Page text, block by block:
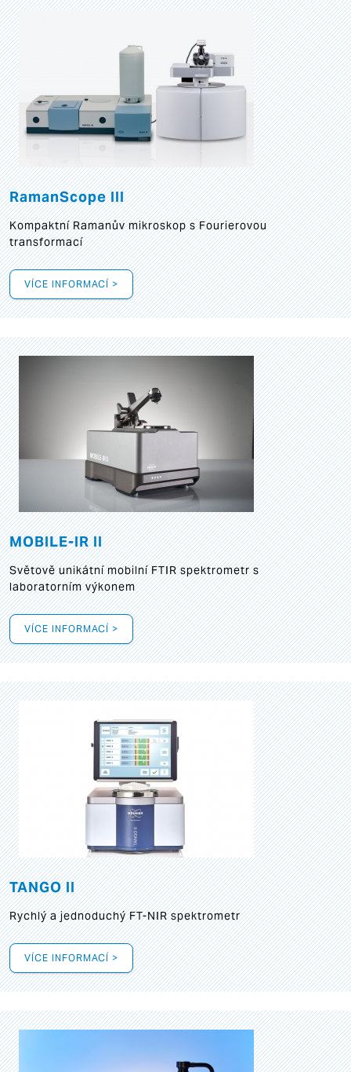
RamanScope III
Kompaktní Ramanův mikroskop s Fourierovou
transformací
VÍCE INFORMACÍ >
MOBILE-IR II
Světově unikátní mobilní FTIR spektrometr s
laboratorním výkonem
VÍCE INFORMACÍ >
TANGO II
Rychlý a jednoduchý FT-NIR spektrometr
VÍCE INFORMACÍ >